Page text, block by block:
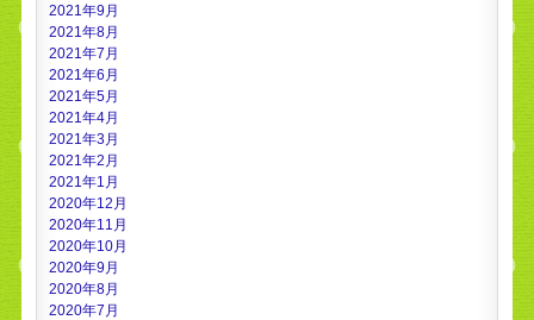
2021年9月
2021年8月
2021年7月
2021年6月
2021年5月
2021年4月
2021年3月
2021年2月
2021年1月
2020年12月
2020年11月
2020年10月
2020年9月
2020年8月
2020年7月